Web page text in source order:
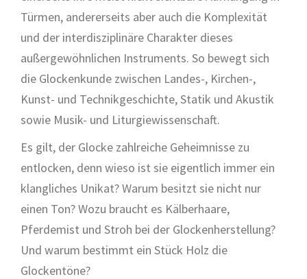
Türmen, andererseits aber auch die Komplexität
und der interdisziplinäre Charakter dieses
außergewöhnlichen Instruments. So bewegt sich
die Glockenkunde zwischen Landes-, Kirchen-,
Kunst- und Technikgeschichte, Statik und Akustik
sowie Musik- und Liturgiewissenschaft.
Es gilt, der Glocke zahlreiche Geheimnisse zu
entlocken, denn wieso ist sie eigentlich immer ein
klangliches Unikat? Warum besitzt sie nicht nur
einen Ton? Wozu braucht es Kälberhaare,
Pferdemist und Stroh bei der Glockenherstellung?
Und warum bestimmt ein Stück Holz die
Glockentöne?